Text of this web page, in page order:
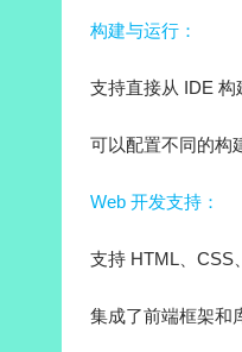
构建与运行：
支持直接从 IDE 构
可以配置不同的构
Web 开发支持：
支持 HTML、CSS
集成了前端框架和